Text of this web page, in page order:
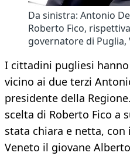
Da sinistra: Antonio
Roberto Fico,
governatore di Puglia,
I cittadini pugliesi
vicino ai due terzi
presidente della
scelta di Roberto Fico a
stata chiara e netta, con
Veneto il giovane